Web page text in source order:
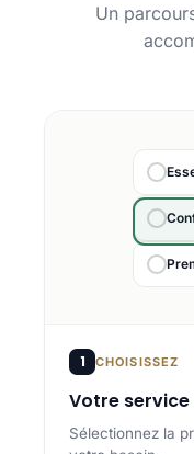
Un
1 CHOISISSEZ
Votre
Sélectionnez la